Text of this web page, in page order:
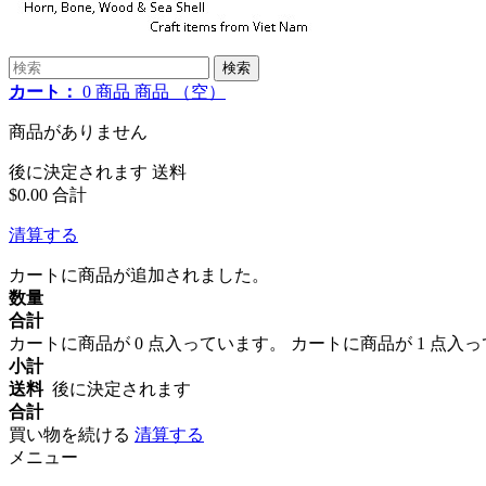
検索
カート： 0 商品 商品 （空）
商品がありません
後に決定されます 送料
$0.00 合計
清算する
カートに商品が追加されました。
数量
合計
カートに商品が 0 点入っています。
カートに商品が 1 点入っ
小計
送料 後に決定されます
合計
買い物を続ける 清算する
メニュー